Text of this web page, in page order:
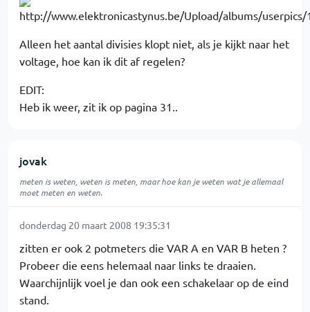
Alleen het aantal divisies klopt niet, als je kijkt naar het
voltage, hoe kan ik dit af regelen?
EDIT:
Heb ik weer, zit ik op pagina 31..
jovak
meten is weten, weten is meten, maar hoe kan je weten wat je allemaal
moet meten en weten.
donderdag 20 maart 2008 19:35:31
zitten er ook 2 potmeters die VAR A en VAR B heten ?
Probeer die eens helemaal naar links te draaien.
Waarchijnlijk voel je dan ook een schakelaar op de eind
stand.